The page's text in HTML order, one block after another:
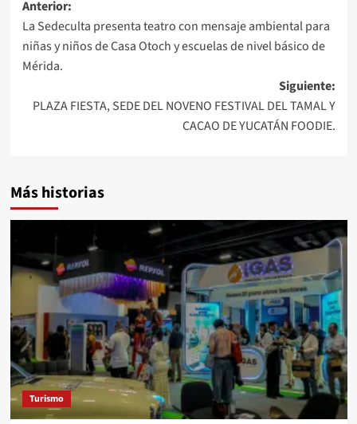
Navegación
de
entradas
Anterior:
La Sedeculta presenta teatro con mensaje ambiental para
niñas y niños de Casa Otoch y escuelas de nivel básico de
Mérida.
Siguiente:
PLAZA FIESTA, SEDE DEL NOVENO FESTIVAL DEL TAMAL Y
CACAO DE YUCATÁN FOODIE.
Más historias
Turismo